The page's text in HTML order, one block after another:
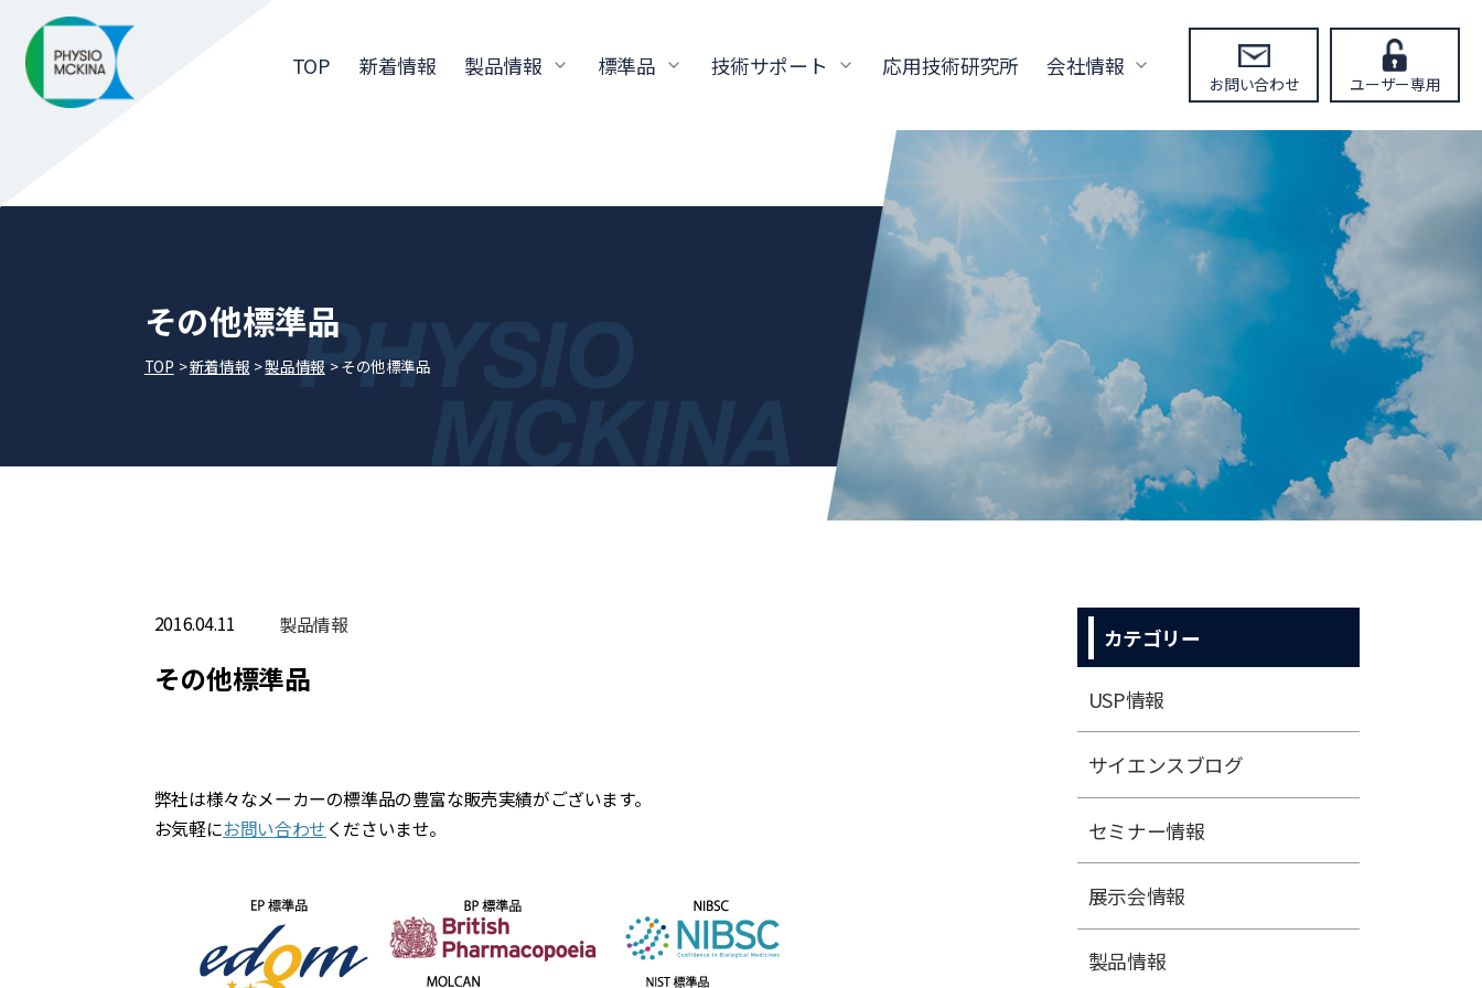
TOP 新着情報 製品情報 標準品 技術サポート 応用技術研究所 会社情報
お問い合わせ ユーザー専用
その他標準品
TOP 新着情報 製品情報 その他標準品
2016.04.11 製品情報
その他標準品
弊社は様々なメーカーの標準品の豊富な販売実績がございます。
お気軽にお問い合わせくださいませ。
カテゴリー
USP情報
サイエンスブログ
セミナー情報
展⽰会情報
製品情報